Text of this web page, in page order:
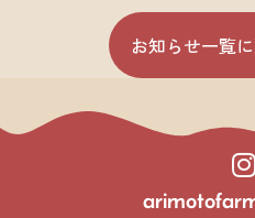
お知らせ一覧